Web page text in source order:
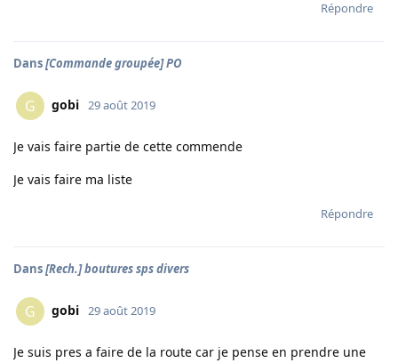
Répondre
Dans[Commande groupée] PO
G gobi 29 août 2019
Je vais faire partie de cette commende
Je vais faire ma liste
Répondre
Dans[Rech.] boutures sps divers
G gobi 29 août 2019
Je suis pres a faire de la route car je pense en prendre une